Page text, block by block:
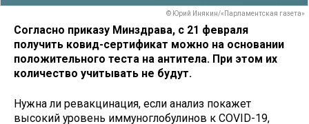
© Юрий Инякин/«Парламентская газета»
Согласно приказу Минздрава, с 21 февраля
получить ковид-сертификат можно на основании
положительного теста на антитела. При этом их
количество учитывать не будут.
Нужна ли ревакцинация, если анализ покажет
высокий уровень иммуноглобулинов к COVID-19,